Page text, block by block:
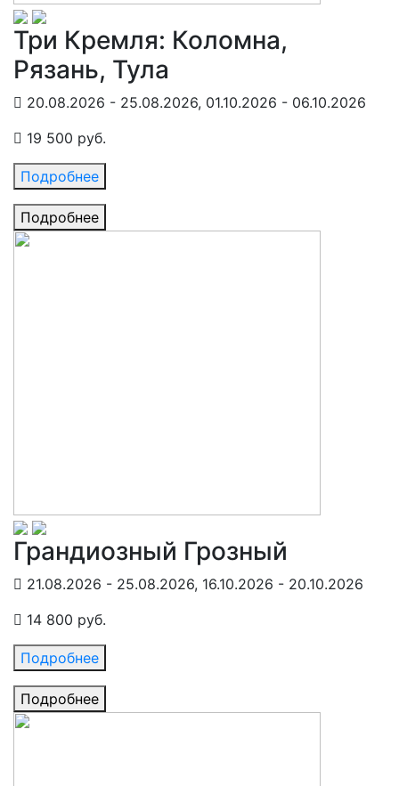
Три Кремля: Коломна,
Рязань, Тула
20.08.2026 - 25.08.2026, 01.10.2026 - 06.10.2026
19 500 руб.
Подробнее
Подробнее
Грандиозный Грозный
21.08.2026 - 25.08.2026, 16.10.2026 - 20.10.2026
14 800 руб.
Подробнее
Подробнее